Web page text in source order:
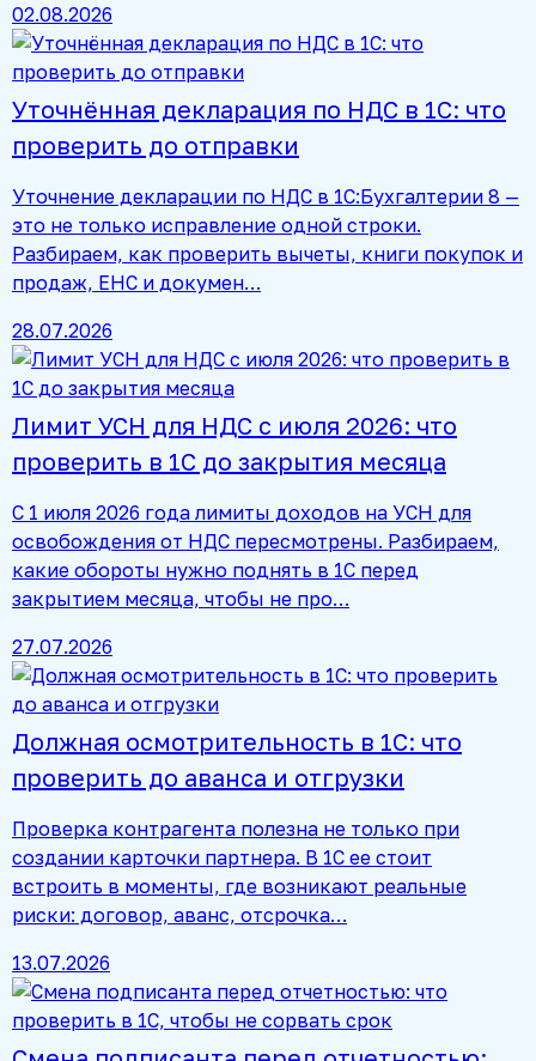
02.08.2026
Уточнённая декларация по НДС в 1С: что
проверить до отправки
Уточнение декларации по НДС в 1С:Бухгалтерии 8 —
это не только исправление одной строки.
Разбираем, как проверить вычеты, книги покупок и
продаж, ЕНС и докумен…
28.07.2026
Лимит УСН для НДС с июля 2026: что
проверить в 1С до закрытия месяца
С 1 июля 2026 года лимиты доходов на УСН для
освобождения от НДС пересмотрены. Разбираем,
какие обороты нужно поднять в 1С перед
закрытием месяца, чтобы не про…
27.07.2026
Должная осмотрительность в 1С: что
проверить до аванса и отгрузки
Проверка контрагента полезна не только при
создании карточки партнера. В 1С ее стоит
встроить в моменты, где возникают реальные
риски: договор, аванс, отсрочка…
13.07.2026